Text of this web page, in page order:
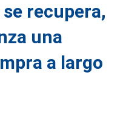
recupera,
una
a largo